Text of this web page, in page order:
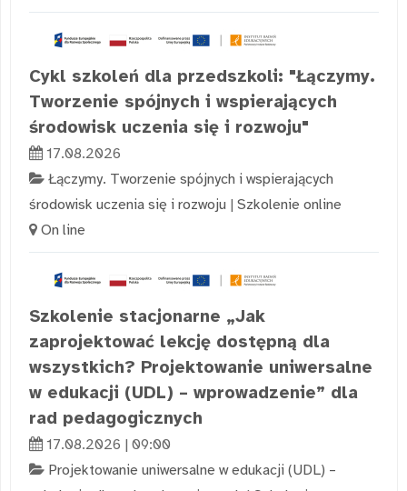
Cykl szkoleń dla przedszkoli: "Łączymy.
Tworzenie spójnych i wspierających
środowisk uczenia się i rozwoju"
17.08.2026
Łączymy. Tworzenie spójnych i wspierających
środowisk uczenia się i rozwoju | Szkolenie online
On line
Szkolenie stacjonarne „Jak
zaprojektować lekcję dostępną dla
wszystkich? Projektowanie uniwersalne
w edukacji (UDL) – wprowadzenie” dla
rad pedagogicznych
17.08.2026 | 09:00
Projektowanie uniwersalne w edukacji (UDL) –